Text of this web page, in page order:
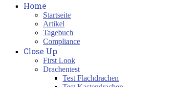
Home
Startseite
Artikel
Tagebuch
Compliance
Close Up
First Look
Drachentest
Test Flachdrachen